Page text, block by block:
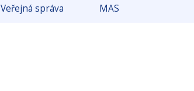
Veřejná správa MAS